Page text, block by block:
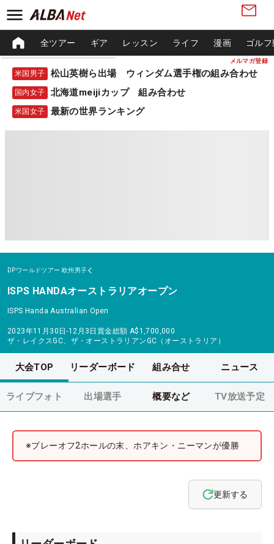
メルマガ登録
全ツアー ギア レッスン ライフ 漫画 ゴル
米国男子 松山英樹ら出場 ウィンダム選手権の組み合わせ
国内女子 北海道meijiカップ 組み合わせ
米国女子 最新の世界ランキング
DPワールドツアー 欧州男子
ISPS HANDAオーストラリアオープン
ISPS Handa Australian Open
2023年11月30日-12月3日 賞金総額 A$1,700,000
ザ・レイクスGC、ザ・オーストラリアンGC（オーストラリア）
大会TOP リーダーボード 組み合せ ニュース
ライブフォト 出場選手 概要など TV放送予定
※プレーオフ2ホールの末、ホアキン・ニーマンが優勝
更新する